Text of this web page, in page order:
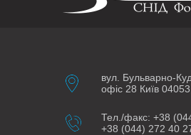
вул. Бульварно-
офіс 28 Київ
Тел./факс: +38
+38 (044) 272 40